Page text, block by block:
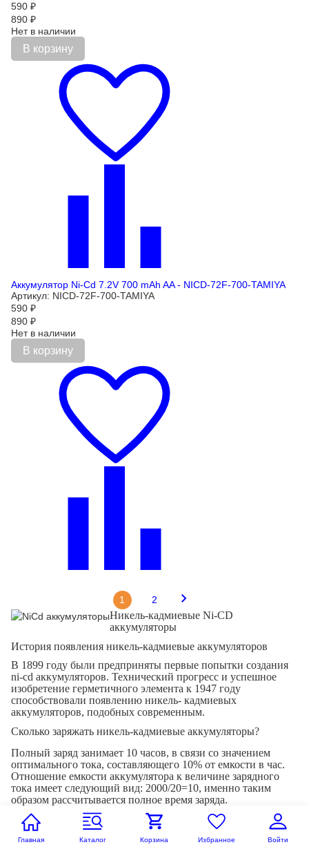
590 ₽
890 ₽
Нет в наличии
В корзину
Аккумулятор Ni-Cd 7.2V 700 mAh AA - NICD-72F-700-TAMIYA
Артикул: NICD-72F-700-TAMIYA
590 ₽
890 ₽
Нет в наличии
В корзину
1 2
Никель-кадмиевые Ni-CD
аккумуляторы
История появления никель-кадмиевые аккумуляторов
В 1899 году были предприняты первые попытки создания
ni-cd аккумуляторов. Технический прогресс и успешное
изобретение герметичного элемента к 1947 году
способствовали появлению никель- кадмиевых
аккумуляторов, подобных современным.
Сколько заряжать никель-кадмиевые аккумуляторы?
Полный заряд занимает 10 часов, в связи со значением
оптимального тока, составляющего 10% от емкости в час.
Отношение емкости аккумулятора к величине зарядного
тока имеет следующий вид: 2000/20=10, именно таким
образом рассчитывается полное время заряда.
Расшифровка следующая: аккумулятору в 2000 миллиампер
при силе тока в 200 миллиампер необходимы 10 часов,
чтобы восстановить полную емкость.
Главная Каталог Корзина Избранное Войти